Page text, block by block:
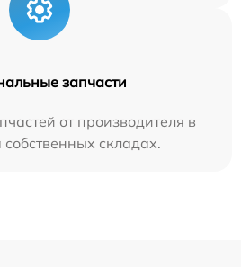
запчасти
от производителя в
складах.